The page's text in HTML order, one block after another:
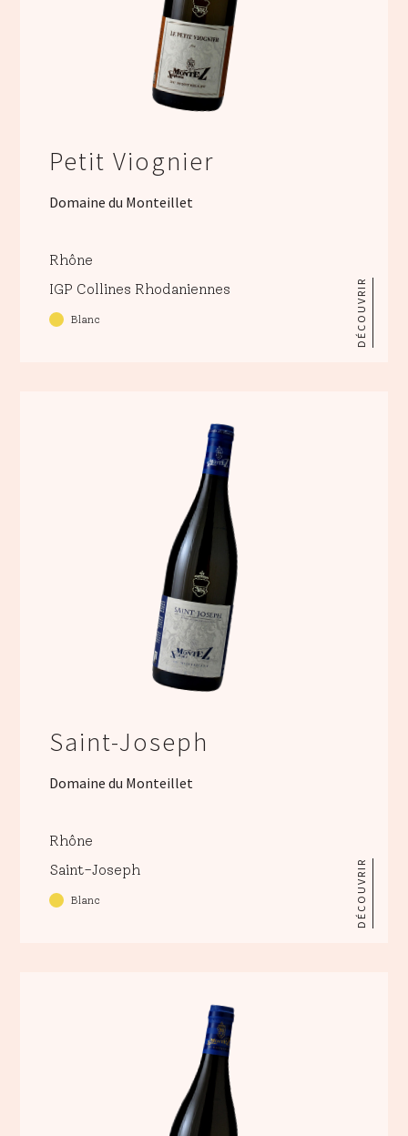
Petit Viognier
Domaine du Monteillet
Rhône
IGP Collines Rhodaniennes
Blanc DÉCOUVRIR
Saint-Joseph
Domaine du Monteillet
Rhône
Saint-Joseph
Blanc DÉCOUVRIR